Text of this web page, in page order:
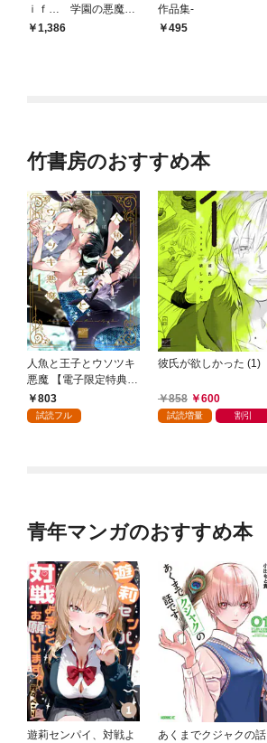
ｉｆ… 学園の悪魔使
い1,386
作品集-
495
竹書房のおすすめ本
人魚と王子とウソツキ
悪魔 【電子限定特典付
き】(1)
803
試読フル
彼氏が欲しかった (1)
858 600
試読増量 割引
青年マンガのおすすめ本
遊莉センパイ、対戦よ
あくまでクジャクの話